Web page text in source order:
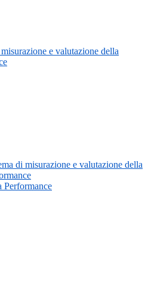
e valutazione della
di misurazione e valutazione della
Performance